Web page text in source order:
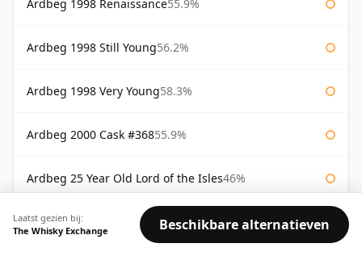
Ardbeg 1998 Renaissance55.9%
Ardbeg 1998 Still Young56.2%
Ardbeg 1998 Very Young58.3%
Ardbeg 2000 Cask #36855.9%
Ardbeg 25 Year Old Lord of the Isles46%
Ardbeg 30 Year Old Guaranteed40%
Laatst gezien bij:
The Whisky Exchange
Beschikbare alternatieven